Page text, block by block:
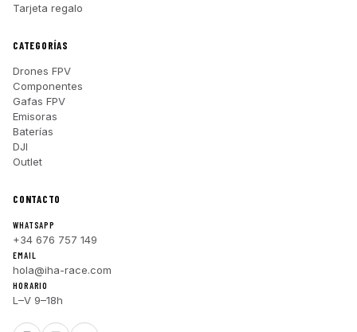
Tarjeta regalo
CATEGORÍAS
Drones FPV
Componentes
Gafas FPV
Emisoras
Baterías
DJI
Outlet
CONTACTO
WHATSAPP
+34 676 757 149
EMAIL
hola@iha-race.com
HORARIO
L–V 9–18h